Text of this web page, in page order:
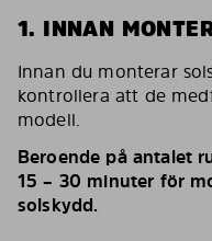
1. INNAN
Innan du monterar
kontrollera att de
modell.
Beroende på antalet
15 – 30 minuter för
solskydd.